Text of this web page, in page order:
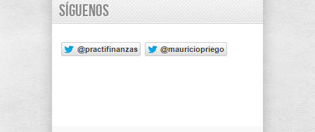
Síguenos